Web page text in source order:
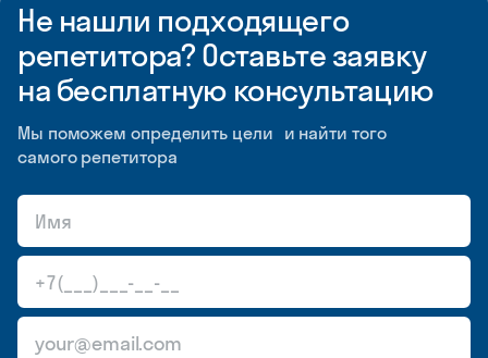
Не нашли подходящего
репетитора? Оставьте заявку
на бесплатную консультацию
Мы поможем определить цели и найти того
самого репетитора